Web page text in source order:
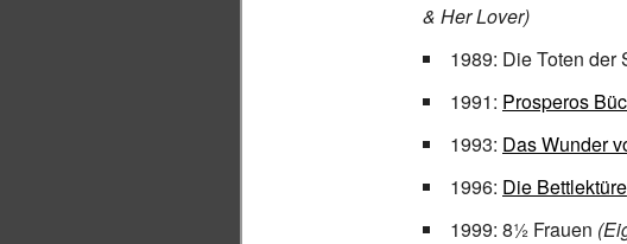
& Her Lover)
1989: Die Toten der
1991: Prosperos
1993: Das Wunder
1996: Die Bettlektüre
1999: 8½ Frauen